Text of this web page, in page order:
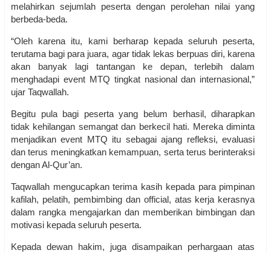
melahirkan sejumlah peserta dengan perolehan nilai yang
berbeda-beda.
“Oleh karena itu, kami berharap kepada seluruh peserta,
terutama bagi para juara, agar tidak lekas berpuas diri, karena
akan banyak lagi tantangan ke depan, terlebih dalam
menghadapi event MTQ tingkat nasional dan internasional,”
ujar Taqwallah.
Begitu pula bagi peserta yang belum berhasil, diharapkan
tidak kehilangan semangat dan berkecil hati. Mereka diminta
menjadikan event MTQ itu sebagai ajang refleksi, evaluasi
dan terus meningkatkan kemampuan, serta terus berinteraksi
dengan Al-Qur’an.
Taqwallah mengucapkan terima kasih kepada para pimpinan
kafilah, pelatih, pembimbing dan official, atas kerja kerasnya
dalam rangka mengajarkan dan memberikan bimbingan dan
motivasi kepada seluruh peserta.
Kepada dewan hakim, juga disampaikan perhargaan atas